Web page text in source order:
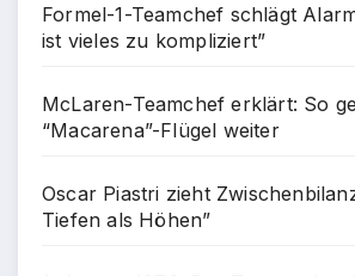
Formel-1-Teamchef schlägt
ist vieles zu kompliziert”
McLaren-Teamchef erklärt: So
“Macarena”-Flügel weiter
Oscar Piastri zieht
Tiefen als Höhen”